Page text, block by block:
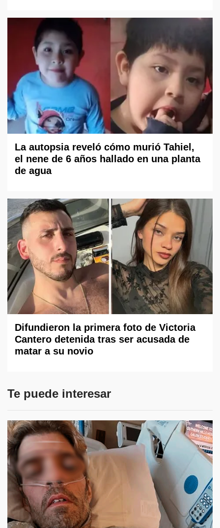
La autopsia reveló cómo murió Tahiel,
el nene de 6 años hallado en una planta
de agua
Difundieron la primera foto de Victoria
Cantero detenida tras ser acusada de
matar a su novio
Te puede interesar